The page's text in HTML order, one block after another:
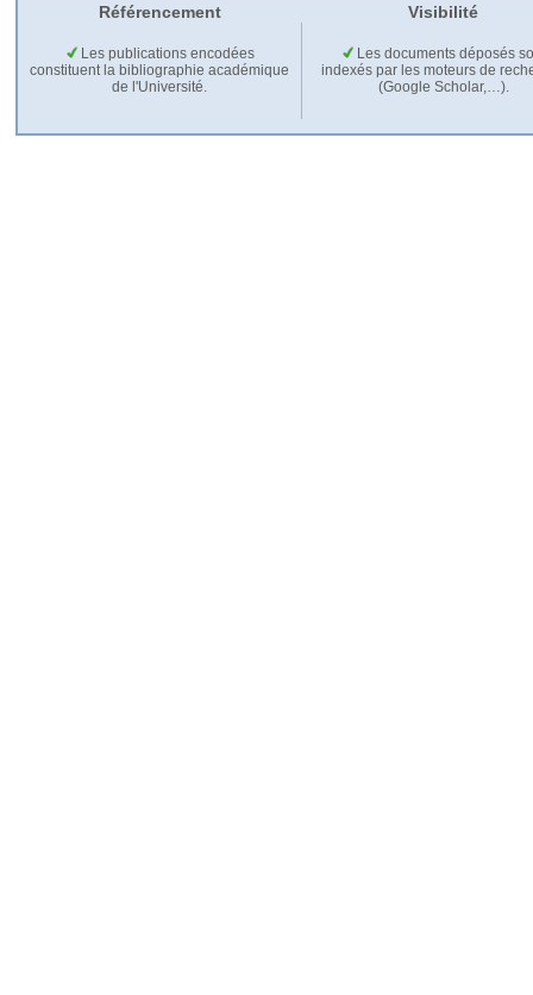
Référencement Visibilité
Les publications encodées
constituent la bibliographie académique
de l'Université.
Les documents déposés
indexés par les moteurs de
(Google Scholar,…).